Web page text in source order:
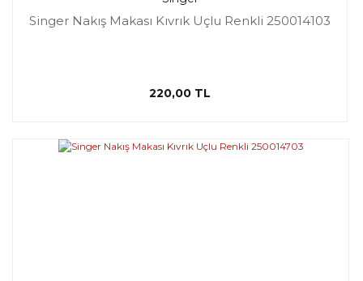
Singer Nakış Makası Kıvrık Uçlu Renkli 250014103
220,00 TL